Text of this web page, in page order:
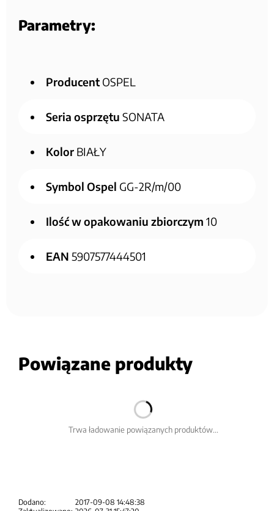
Parametry:
Producent OSPEL
Seria osprzętu SONATA
Kolor BIAŁY
Symbol Ospel GG-2R/m/00
Ilość w opakowaniu zbiorczym 10
EAN 5907577444501
Powiązane produkty
Trwa ładowanie powiązanych produktów...
Dodano:
2017-09-08 14:48:38